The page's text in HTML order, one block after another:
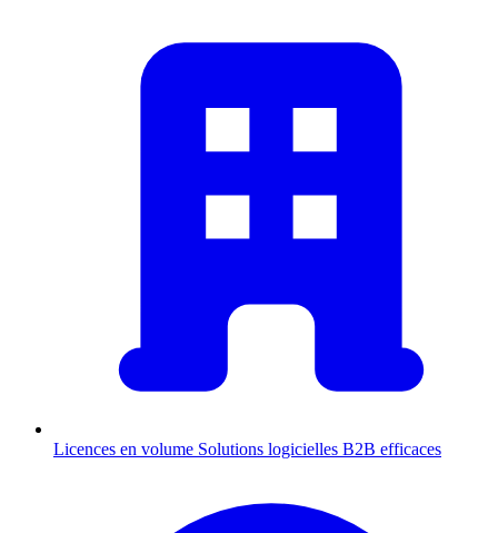
Licences en volume Solutions logicielles B2B efficaces